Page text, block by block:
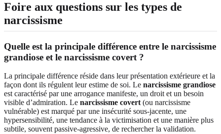
Foire aux questions sur les types de
narcissisme
Quelle est la principale différence entre le narcissisme
grandiose et le narcissisme covert ?
La principale différence réside dans leur présentation extérieure et la
façon dont ils régulent leur estime de soi. Le narcissisme grandiose
est caractérisé par une arrogance manifeste, un droit et un besoin
visible d’admiration. Le narcissisme covert (ou narcissisme
vulnérable) est marqué par une insécurité sous-jacente, une
hypersensibilité, une tendance à la victimisation et une manière plus
subtile, souvent passive-agressive, de rechercher la validation.